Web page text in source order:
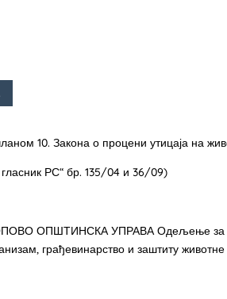
10. Закона о процени утицаја на
РС“ бр. 135/04 и 36/09)
ОПШТИНСКА УПРАВА Одељење за
грађевинарство и заштиту